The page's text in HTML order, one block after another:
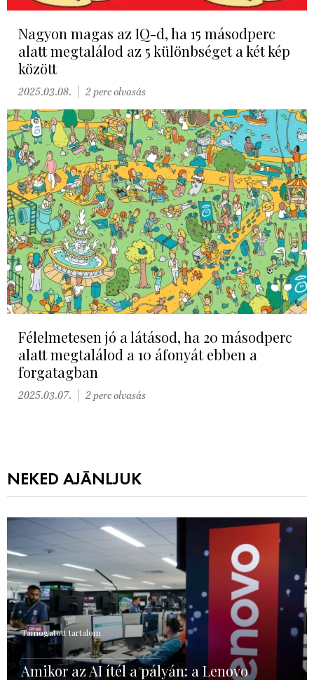
Nagyon magas az IQ-d, ha 15 másodperc
alatt megtalálod az 5 különbséget a két kép
között
2025.03.08. 2 perc olvasás
Félelmetesen jó a látásod, ha 20 másodperc
alatt megtalálod a 10 áfonyát ebben a
forgatagban
2025.03.07. 2 perc olvasás
NEKED AJÁNLJUK
Támogatott tartalom
Amikor az AI ítél a pályán: a Lenovo